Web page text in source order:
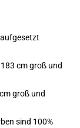
cm groß und
groß und
sind 100%